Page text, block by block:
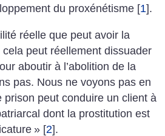
du proxénétisme [1].
réelle que peut avoir la
peut réellement dissuader
aboutir à l’abolition de la
pas. Nous ne voyons pas en
prison peut conduire un client à
dont la prostitution est
» [2].